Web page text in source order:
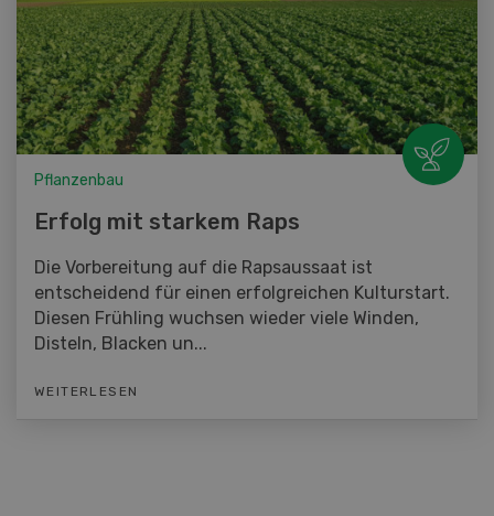
Pflanzenbau
Erfolg mit starkem Raps
Die Vorbereitung auf die Rapsaussaat ist
entscheidend für einen erfolgreichen Kulturstart.
Diesen Frühling wuchsen wieder viele Winden,
Disteln, Blacken un...
WEITERLESEN